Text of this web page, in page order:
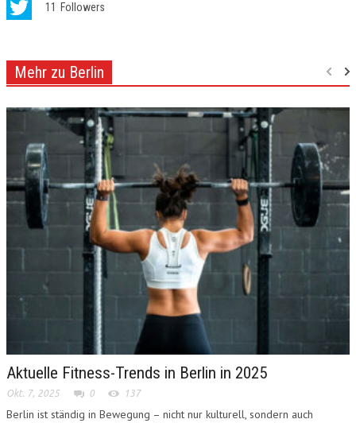
11 Followers
Mehr zu Berlin
Aktuelle Fitness-Trends in Berlin in 2025
Okt. 7, 2025 0 137
Berlin ist ständig in Bewegung – nicht nur kulturell, sondern auch